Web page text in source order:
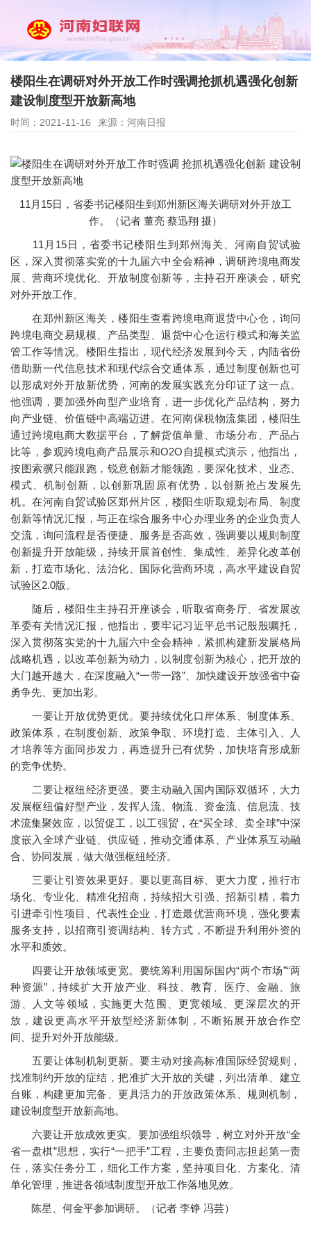
楼阳生在调研对外开放工作时强调抢抓机遇强化创新
建设制度型开放新高地
时间：2021-11-16 来源：河南日报
11月15日，省委书记楼阳生到郑州新区海关调研对外开放工
作。（记者 董亮 蔡迅翔 摄）
11月15日，省委书记楼阳生到郑州海关、河南自贸试验
区，深入贯彻落实党的十九届六中全会精神，调研跨境电商发
展、营商环境优化、开放制度创新等，主持召开座谈会，研究
对外开放工作。
在郑州新区海关，楼阳生查看跨境电商退货中心仓，询问
跨境电商交易规模、产品类型、退货中心仓运行模式和海关监
管工作等情况。楼阳生指出，现代经济发展到今天，内陆省份
借助新一代信息技术和现代综合交通体系，通过制度创新也可
以形成对外开放新优势，河南的发展实践充分印证了这一点。
他强调，要加强外向型产业培育，进一步优化产品结构，努力
向产业链、价值链中高端迈进。在河南保税物流集团，楼阳生
通过跨境电商大数据平台，了解货值单量、市场分布、产品占
比等，参观跨境电商产品展示和O2O自提模式演示，他指出，
按图索骥只能跟跑，锐意创新才能领跑，要深化技术、业态、
模式、机制创新，以创新巩固原有优势，以创新抢占发展先
机。在河南自贸试验区郑州片区，楼阳生听取规划布局、制度
创新等情况汇报，与正在综合服务中心办理业务的企业负责人
交流，询问流程是否便捷、服务是否高效，强调要以规则制度
创新提升开放能级，持续开展首创性、集成性、差异化改革创
新，打造市场化、法治化、国际化营商环境，高水平建设自贸
试验区2.0版。
随后，楼阳生主持召开座谈会，听取省商务厅、省发展改
革委有关情况汇报，他指出，要牢记习近平总书记殷殷嘱托，
深入贯彻落实党的十九届六中全会精神，紧抓构建新发展格局
战略机遇，以改革创新为动力，以制度创新为核心，把开放的
大门越开越大，在深度融入“一带一路”、加快建设开放强省中奋
勇争先、更加出彩。
一要让开放优势更优。要持续优化口岸体系、制度体系、
政策体系，在制度创新、政策争取、环境打造、主体引入、人
才培养等方面同步发力，再造提升已有优势，加快培育形成新
的竞争优势。
二要让枢纽经济更强。要主动融入国内国际双循环，大力
发展枢纽偏好型产业，发挥人流、物流、资金流、信息流、技
术流集聚效应，以贸促工，以工强贸，在“买全球、卖全球”中深
度嵌入全球产业链、供应链，推动交通体系、产业体系互动融
合、协同发展，做大做强枢纽经济。
三要让引资效果更好。要以更高目标、更大力度，推行市
场化、专业化、精准化招商，持续招大引强、招新引精，着力
引进牵引性项目、代表性企业，打造最优营商环境，强化要素
服务支持，以招商引资调结构、转方式，不断提升利用外资的
水平和质效。
四要让开放领域更宽。要统筹利用国际国内“两个市场”“两
种资源”，持续扩大开放产业、科技、教育、医疗、金融、旅
游、人文等领域，实施更大范围、更宽领域、更深层次的开
放，建设更高水平开放型经济新体制，不断拓展开放合作空
间、提升对外开放能级。
五要让体制机制更新。要主动对接高标准国际经贸规则，
找准制约开放的症结，把准扩大开放的关键，列出清单、建立
台账，构建更加完备、更具活力的开放政策体系、规则机制，
建设制度型开放新高地。
六要让开放成效更实。要加强组织领导，树立对外开放“全
省一盘棋”思想，实行“一把手”工程，主要负责同志担起第一责
任，落实任务分工，细化工作方案，坚持项目化、方案化、清
单化管理，推进各领域制度型开放工作落地见效。
陈星、何金平参加调研。（记者 李铮 冯芸）